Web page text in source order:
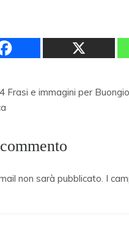
Frasi e immagini per
non sarà pubblicato. I